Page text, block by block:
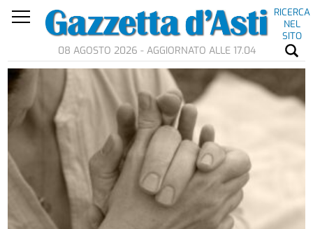
RICERCA
NEL
SITO
08 AGOSTO 2026 - AGGIORNATO ALLE 17.04